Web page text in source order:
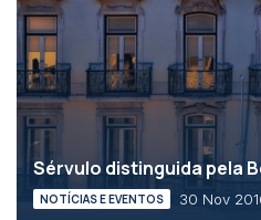
Sérvulo distinguida pela
NOTÍCIAS E EVENTOS 30 Nov